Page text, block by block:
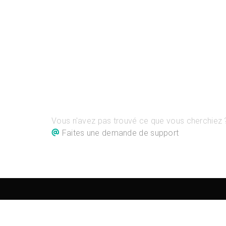
Vous n'avez pas trouvé ce que vous cherchiez
Faites une demande de support